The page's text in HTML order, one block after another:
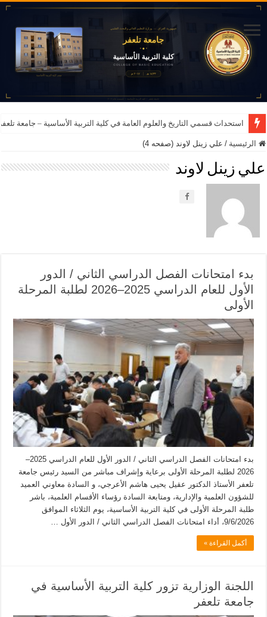
استحداث قسمي التاريخ والعلوم العامة في كلية التربية الأساسية – جامعة تلعفر للعام
الرئيسية / علي زينل لاوند (صفحه 4)
علي زينل لاوند
بدء امتحانات الفصل الدراسي الثاني / الدور
الأول للعام الدراسي 2025–2026 لطلبة المرحلة
الأولى
بدء امتحانات الفصل الدراسي الثاني / الدور الأول للعام الدراسي 2025–
2026 لطلبة المرحلة الأولى برعاية وإشراف مباشر من السيد رئيس جامعة
تلعفر الأستاذ الدكتور عقيل يحيى هاشم الأعرجي، و السادة معاوني العميد
للشؤون العلمية والإدارية، ومتابعة السادة رؤساء الأقسام العلمية، باشر
طلبة المرحلة الأولى في كلية التربية الأساسية، يوم الثلاثاء الموافق
9/6/2026، أداء امتحانات الفصل الدراسي الثاني / الدور الأول …
أكمل القراءة »
اللجنة الوزارية تزور كلية التربية الأساسية في
جامعة تلعفر